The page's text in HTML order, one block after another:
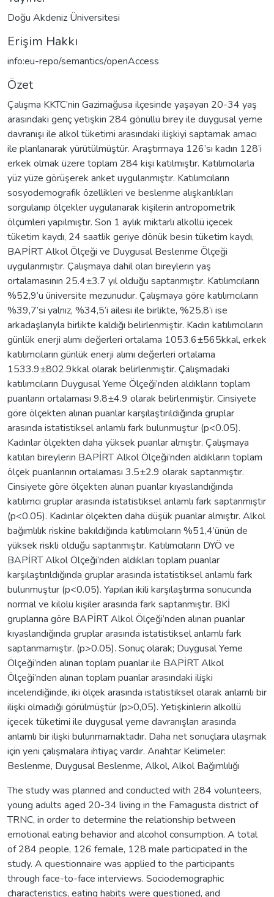
Doğu Akdeniz Üniversitesi
Erişim Hakkı
info:eu-repo/semantics/openAccess
Özet
Çalışma KKTC’nin Gazimağusa ilçesinde yaşayan 20-34 yaş
arasındaki genç yetişkin 284 gönüllü birey ile duygusal yeme
davranışı ile alkol tüketimi arasındaki ilişkiyi saptamak amacı
ile planlanarak yürütülmüştür. Araştırmaya 126’sı kadın 128’i
erkek olmak üzere toplam 284 kişi katılmıştır. Katılımcılarla
yüz yüze görüşerek anket uygulanmıştır. Katılımcıların
sosyodemografik özellikleri ve beslenme alışkanlıkları
sorgulanıp ölçekler uygulanarak kişilerin antropometrik
ölçümleri yapılmıştır. Son 1 aylık miktarlı alkollü içecek
tüketim kaydı, 24 saatlik geriye dönük besin tüketim kaydı,
BAPİRT Alkol Ölçeği ve Duygusal Beslenme Ölçeği
uygulanmıştır. Çalışmaya dahil olan bireylerin yaş
ortalamasının 25.4±3.7 yıl olduğu saptanmıştır. Katılımcıların
%52,9’u üniversite mezunudur. Çalışmaya göre katılımcıların
%39,7’si yalnız, %34,5’i ailesi ile birlikte, %25,8’i ise
arkadaşlarıyla birlikte kaldığı belirlenmiştir. Kadın katılımcıların
günlük enerji alımı değerleri ortalama 1053.6±565kkal, erkek
katılımcıların günlük enerji alımı değerleri ortalama
1533.9±802.9kkal olarak belirlenmiştir. Çalışmadaki
katılımcıların Duygusal Yeme Ölçeği’nden aldıkların toplam
puanların ortalaması 9.8±4.9 olarak belirlenmiştir. Cinsiyete
göre ölçekten alınan puanlar karşılaştırıldığında gruplar
arasında istatistiksel anlamlı fark bulunmuştur (p<0.05).
Kadınlar ölçekten daha yüksek puanlar almıştır. Çalışmaya
katılan bireylerin BAPİRT Alkol Ölçeği’nden aldıkların toplam
ölçek puanlarının ortalaması 3.5±2.9 olarak saptanmıştır.
Cinsiyete göre ölçekten alınan puanlar kıyaslandığında
katılımcı gruplar arasında istatistiksel anlamlı fark saptanmıştır
(p<0.05). Kadınlar ölçekten daha düşük puanlar almıştır. Alkol
bağımlılık riskine bakıldığında katılımcıların %51,4’ünün de
yüksek riskli olduğu saptanmıştır. Katılımcıların DYÖ ve
BAPİRT Alkol Ölçeği’nden aldıkları toplam puanlar
karşılaştırıldığında gruplar arasında istatistiksel anlamlı fark
bulunmuştur (p<0.05). Yapılan ikili karşılaştırma sonucunda
normal ve kilolu kişiler arasında fark saptanmıştır. BKİ
gruplarına göre BAPİRT Alkol Ölçeği’nden alınan puanlar
kıyaslandığında gruplar arasında istatistiksel anlamlı fark
saptanmamıştır. (p>0.05). Sonuç olarak; Duygusal Yeme
Ölçeği’nden alınan toplam puanlar ile BAPİRT Alkol
Ölçeği’nden alınan toplam puanlar arasındaki ilişki
incelendiğinde, iki ölçek arasında istatistiksel olarak anlamlı bir
ilişki olmadığı görülmüştür (p>0,05). Yetişkinlerin alkollü
içecek tüketimi ile duygusal yeme davranışları arasında
anlamlı bir ilişki bulunmamaktadır. Daha net sonuçlara ulaşmak
için yeni çalışmalara ihtiyaç vardır. Anahtar Kelimeler:
Beslenme, Duygusal Beslenme, Alkol, Alkol Bağımlılığı
The study was planned and conducted with 284 volunteers,
young adults aged 20-34 living in the Famagusta district of
TRNC, in order to determine the relationship between
emotional eating behavior and alcohol consumption. A total
of 284 people, 126 female, 128 male participated in the
study. A questionnaire was applied to the participants
through face-to-face interviews. Sociodemographic
characteristics, eating habits were questioned, and